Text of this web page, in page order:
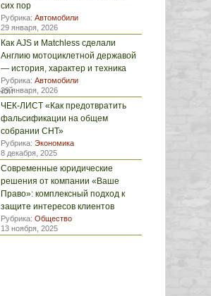
сих пор
Рубрика: Автомобили
29 января, 2026
Как AJS и Matchless сделали
Англию мотоциклетной державой
— история, характер и техника
Рубрика: Автомобили
29 января, 2026
ЧЕК-ЛИСТ «Как предотвратить
фальсификации на общем
собрании СНТ»
Рубрика: Экономика
8 декабря, 2025
Современные юридические
решения от компании «Ваше
Право»: комплексный подход к
защите интересов клиентов
Рубрика: Общество
13 ноября, 2025